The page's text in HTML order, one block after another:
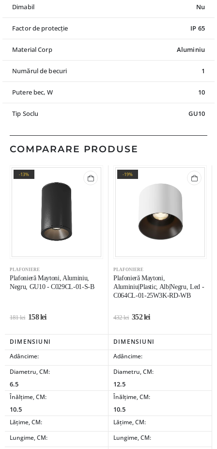
Dimabil Nu
Factor de protecție IP 65
Material Corp Aluminiu
Numărul de becuri 1
Putere bec, W 10
Tip Soclu GU10
COMPARARE PRODUSE
-13%
PLAFONIERE
Plafonieră Maytoni, Aluminiu,
Negru, GU10 - C029CL-01-S-B
181lei 158lei
-19%
PLAFONIERE
Plafonieră Maytoni,
Aluminiu|Plastic, Alb|Negru, Led -
C064CL-01-25W3K-RD-WB
432lei 352lei
DIMENSIUNI
DIMENSIUNI
Adâncime:
Adâncime:
Diametru, CM:
6.5
Diametru, CM:
12.5
Înălțime, CM:
10.5
Înălțime, CM:
10.5
Lățime, CM:
Lățime, CM:
Lungime, CM:
Lungime, CM: